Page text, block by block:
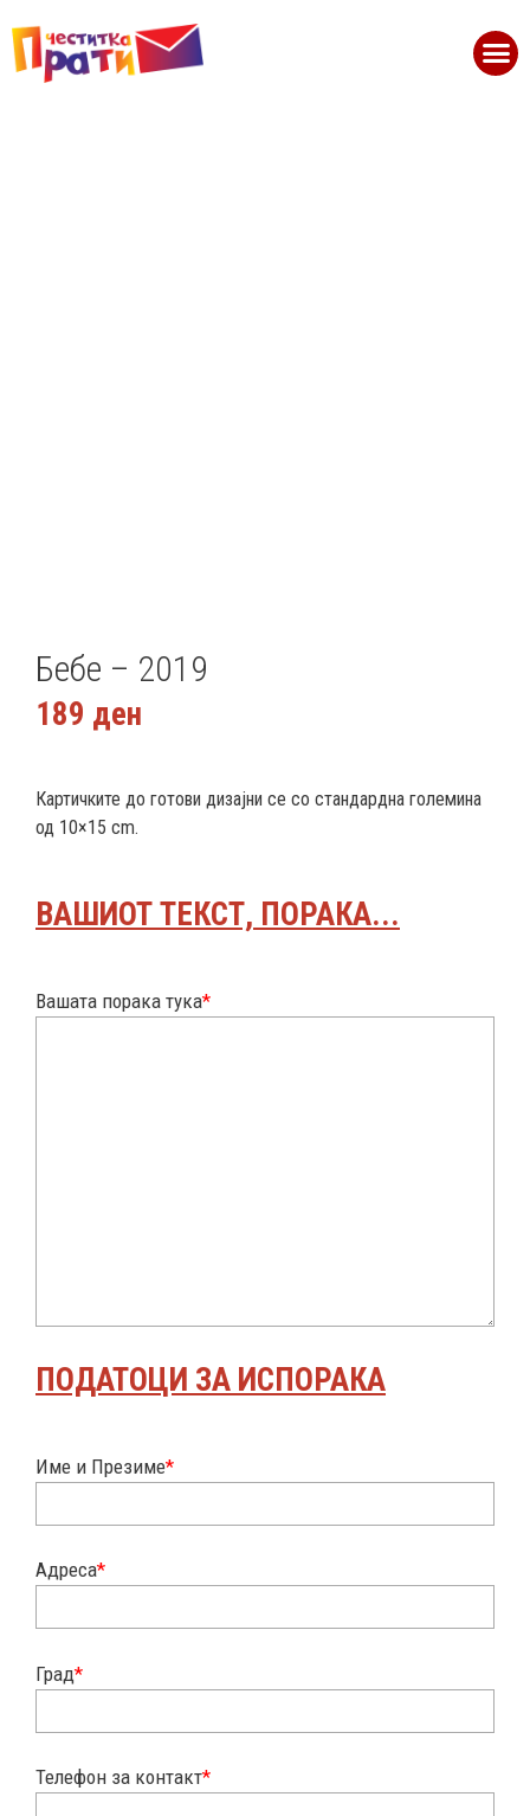
Бебе – 2019
189 ден
Картичките до готови дизајни се со стандардна големина
од 10×15 cm.
ВАШИОТ ТЕКСТ, ПОРАКА...
Вашата порака тука*
ПОДАТОЦИ ЗА ИСПОРАКА
Име и Презиме*
Адреса*
Град*
Телефон за контакт*